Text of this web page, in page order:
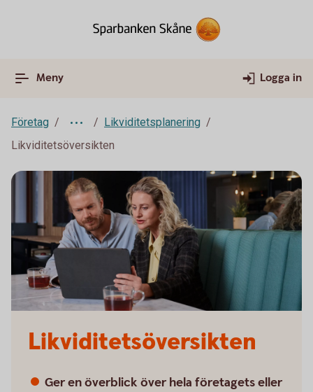
Meny Logga in
Företag
Likviditetsplanering
Likviditetsöversikten
Likviditetsöversikten
Ger en överblick över hela företagets eller